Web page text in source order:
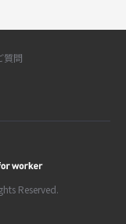
質問
Reserved.